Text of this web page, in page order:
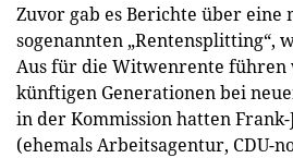
Zuvor gab es Berichte über eine
sogenannten „Rentensplitting“,
Aus für die Witwenrente führen
künftigen Generationen bei
in der Kommission hatten Frank-
(ehemals Arbeitsagentur, CDU-